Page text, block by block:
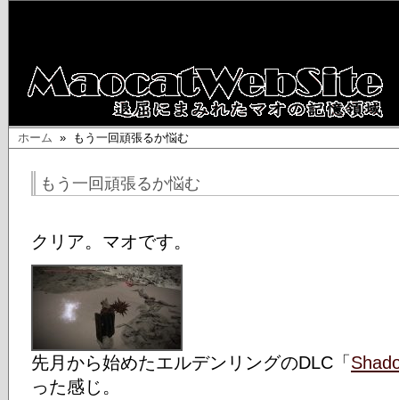
ホーム » もう一回頑張るか悩む
もう一回頑張るか悩む
クリア。マオです。
先月から始めたエルデンリングのDLC「
った感じ。